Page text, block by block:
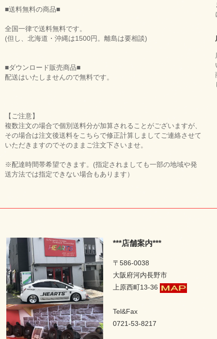
■送料無料の商品■
全国一律で送料無料です。
(但し、北海道・沖縄は1500円。離島は要相談)
■ダウンロード販売商品■
配送はいたしませんので無料です。
【ご注意】
複数注文の場合で個別送料分が加算されることがございますが、
その場合は注文後送料をこちらで修正計算しましてご連絡させて
いただきますのでそのままご注文下さいませ。
※配達時間帯希望できます。(指定されましても一部の地域や発
送方法では指定できない場合もあります）
***店舗案内***
〒586-0038
大阪府河内長野市
上原西町13-36
Tel&Fax
0721-53-8217